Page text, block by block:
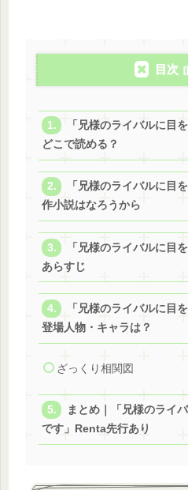
目次
「兄様のライバルに目
どこで読める？
「兄様のライバルに目
作小説はなろうから
「兄様のライバルに目
あらすじ
「兄様のライバルに目
登場人物・キャラは？
ざっくり相関図
まとめ｜「兄様のライ
です」Renta先行あり